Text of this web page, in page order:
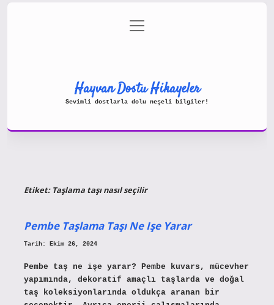
Gizlilik Politikası
menüyü
aç
Hayvan Dostu Hikayeler
Sevimli dostlarla dolu neşeli bilgiler!
Etiket: Taşlama taşı nasıl seçilir
Pembe Taşlama Taşı Ne Işe Yarar
Tarih: Ekim 26, 2024
Pembe taş ne işe yarar? Pembe kuvars, mücevher
yapımında, dekoratif amaçlı taşlarda ve doğal
taş koleksiyonlarında oldukça aranan bir